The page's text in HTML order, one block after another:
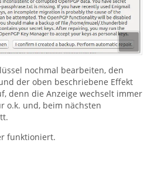
nochmal bearbeiten, den
der oben beschriebene Effekt
denn die Anzeige wechselt immer
o.k. und, beim nächsten
funktioniert.